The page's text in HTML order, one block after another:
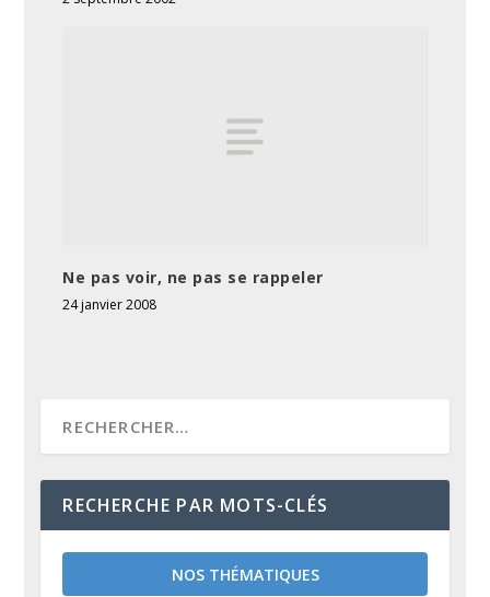
Ne pas voir, ne pas se rappeler
24 janvier 2008
RECHERCHE PAR MOTS-CLÉS
NOS THÉMATIQUES